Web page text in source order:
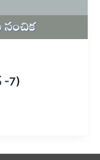
-7)